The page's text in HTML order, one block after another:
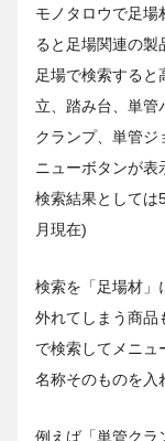
モノタロウで足場
ると足場関連の製
足場で検索する
立、踏み台、単管
クランプ、単管ジ
ニューボタンが表
検索結果としては
月現在)
検索を「足場材」
外れてしまう商品
で検索してメニュ
名称そのものを入
例えば「単管クラ